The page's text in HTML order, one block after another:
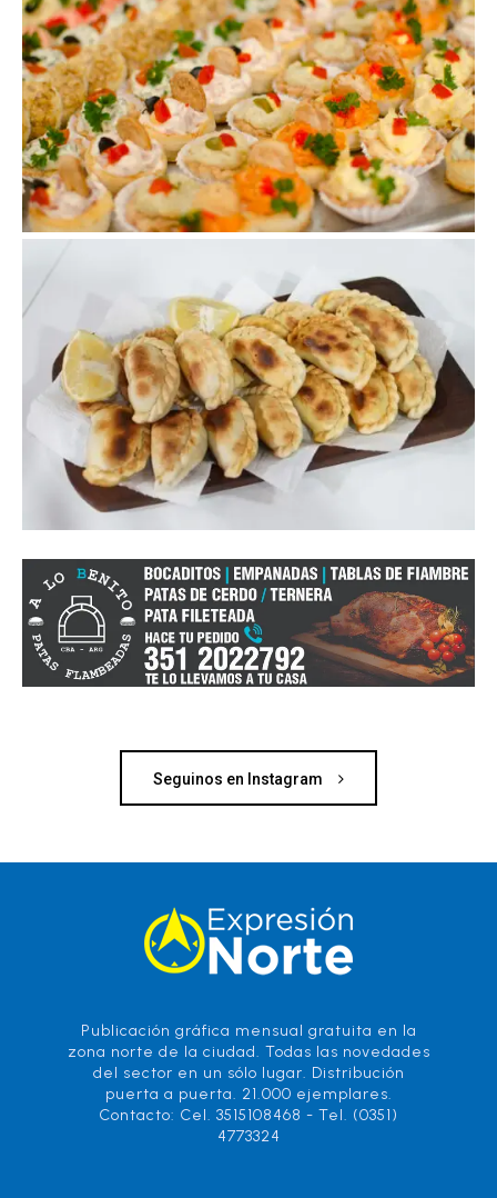
Seguinos en Instagram
Publicación gráfica mensual gratuita en la
zona norte de la ciudad. Todas las novedades
del sector en un sólo lugar. Distribución
puerta a puerta. 21.000 ejemplares.
Contacto: Cel. 3515108468 - Tel. (0351)
4773324